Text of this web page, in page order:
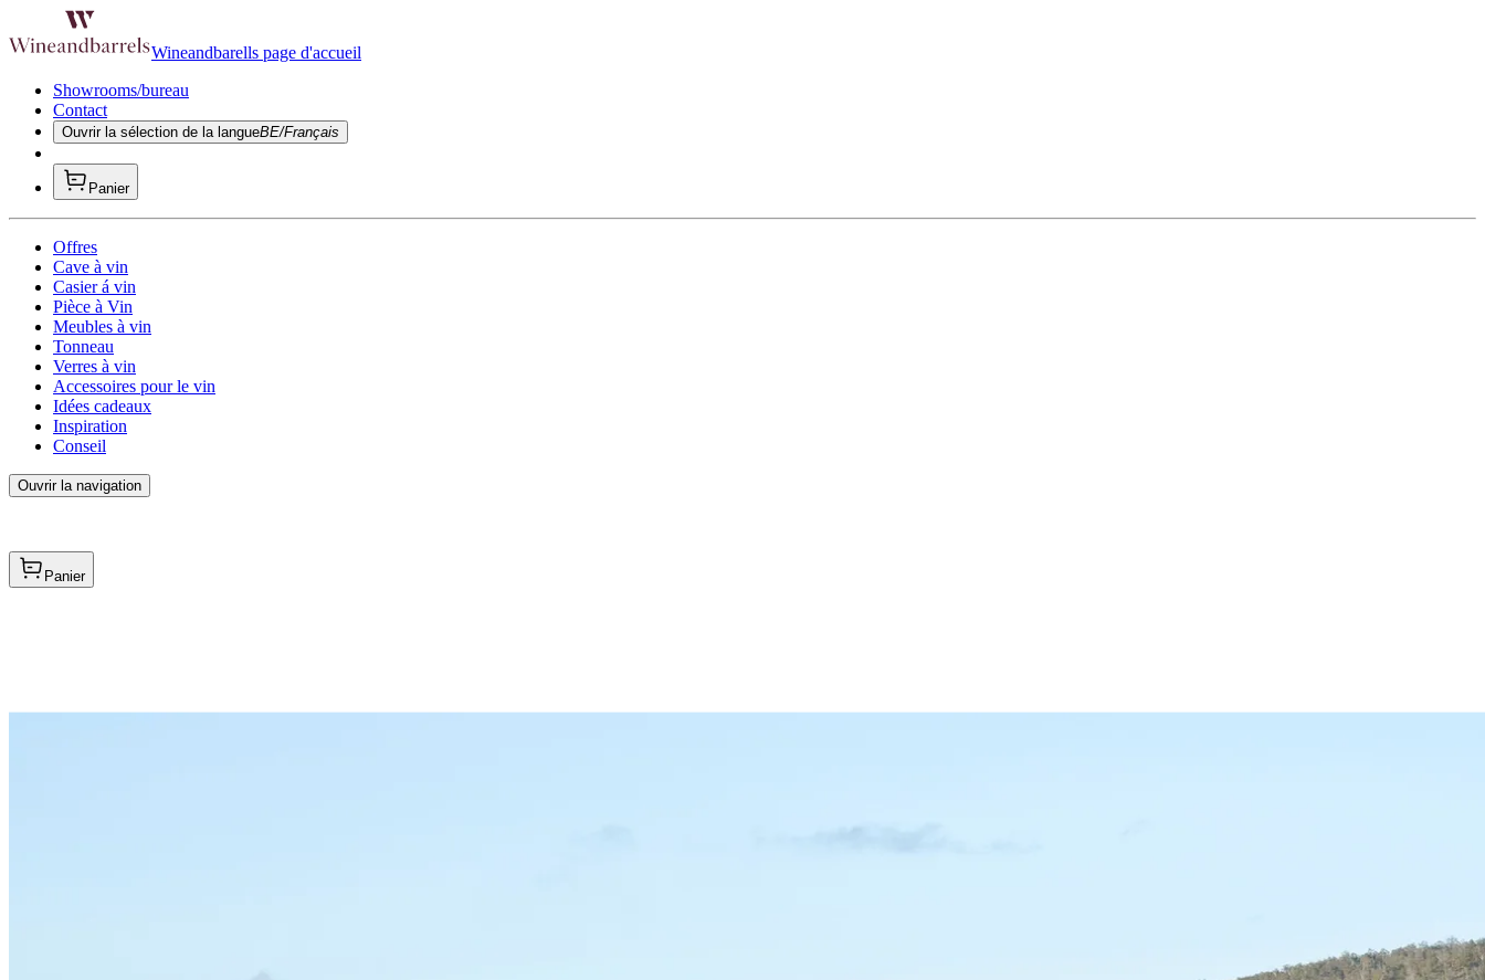
Wineandbarells page d'accueil
Showrooms/bureau
Contact
Ouvrir la sélection de la langueBE/Français
Panier
Offres
Cave à vin
Casier á vin
Pièce à Vin
Meubles à vin
Tonneau
Verres à vin
Accessoires pour le vin
Idées cadeaux
Inspiration
Conseil
Ouvrir la navigation
Panier